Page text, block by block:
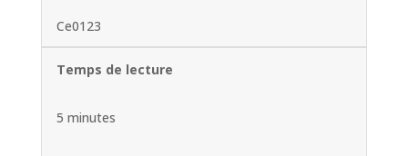
Ce0123
Temps de lecture
5 minutes